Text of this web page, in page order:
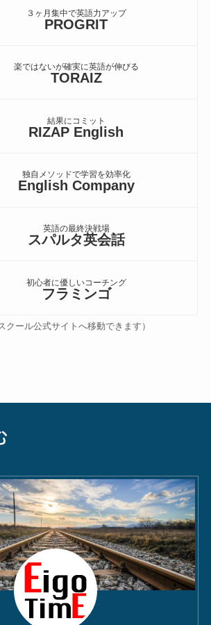
３ヶ月集中で英語力アップ
PROGRIT
楽ではないが確実に英語が伸びる
TORAIZ
結果にコミット
RIZAP English
独自メソッドで学習を効率化
English Company
英語の最終決戦場
スパルタ英会話
初心者に優しいコーチング
フラミンゴ
クール公式サイトへ移動できます）